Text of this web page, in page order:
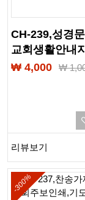
CH-239,성경
교회생활안내
기도노트,교육
성경학교교재
출력,칼라제본
주보,교회주보
₩ 4,000 ₩
리뷰보기
-300%